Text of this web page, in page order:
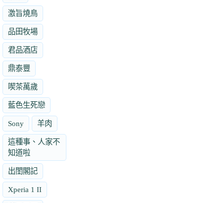
激旨燒鳥
品田牧場
君品酒店
鼎泰豐
喫茶萬歲
藍色生死戀
Sony 羊肉
這種事、人家不
知道啦
出閨閣記
Xperia 1 II